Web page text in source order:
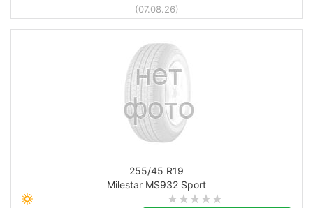
(07.08.26)
255/45 R19
Milestar MS932 Sport